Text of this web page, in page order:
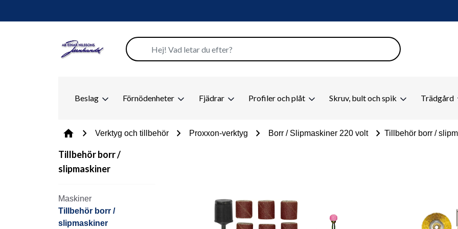
Beslag Förnödenheter Fjädrar Profiler och plåt Skruv, bult och spik Trädgård
home chevron_right Verktyg och tillbehör chevron_right Proxxon-verktyg chevron_right Borr / Slipmaskiner 220 volt chevron_right Tillbehör borr /
Tillbehör borr /
slipmaskiner
Maskiner
Tillbehör borr /
slipmaskiner